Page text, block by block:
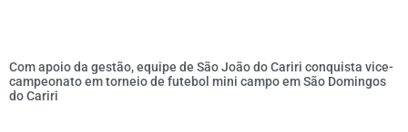
Com apoio da gestão, equipe de São João do Cariri conquista vice-
campeonato em torneio de futebol mini campo em São Domingos
do Cariri